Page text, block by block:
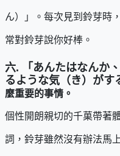
ん）」。每次見到鈴芽時
常對鈴芽說你好棒。
六. 「あんたはなんか
るような気（き）がす
麼重要的事情。
個性開朗親切的千菓帶著
詞，鈴芽雖然沒有辦法馬